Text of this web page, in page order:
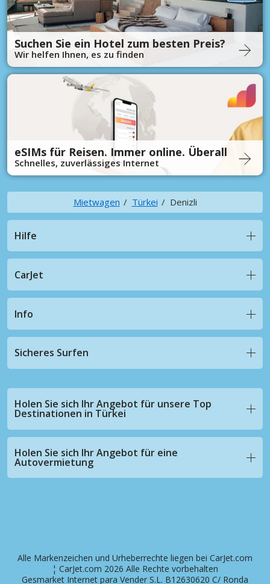
Suchen Sie ein Hotel zum besten Preis?
Wir helfen Ihnen, es zu finden
eSIMs für Reisen. Immer online. Überall
Schnelles, zuverlässiges Internet
Mietwagen Türkei Denizli
Hilfe
CarJet
Info
Sicheres Surfen
Holen Sie sich Ihr Angebot für unsere Top
Destinationen in Türkei
Holen Sie sich Ihr Angebot für eine
Autovermietung
Alle Markenzeichen und Urheberrechte liegen bei CarJet.com
¦ CarJet.com 2026 Alle Rechte vorbehalten
Gesmarket Internet para Vender S.L. B12630620 C/ Ronda